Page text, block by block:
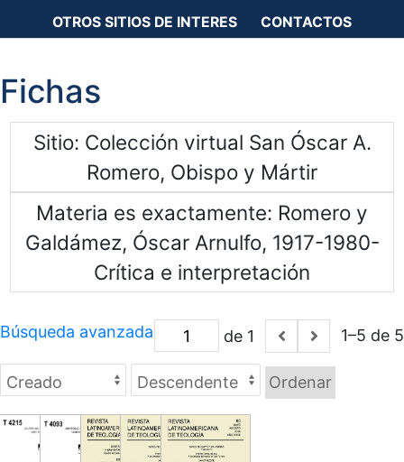
OTROS SITIOS DE INTERES
CONTACTOS
Fichas
Sitio Colección virtual San Óscar A.
Romero, Obispo y Mártir
Materia es exactamente Romero y
Galdámez, Óscar Arnulfo, 1917-1980-
Crítica e interpretación
de 1 1–5 de 5
Búsqueda avanzada
Ordenar